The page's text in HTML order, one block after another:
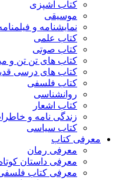
کتاب آشپزی
موسیقی
نمایشنامه و
کتاب علمی
کتاب صوتی
کتاب های تن تن و
کتاب های درسی
کتاب فلسفی
روانشناسی
کتاب اشعار
زندگی نامه و
کتاب سیاسی
معرفی کتاب
معرفی رمان
معرفی داستان
معرفی کتاب